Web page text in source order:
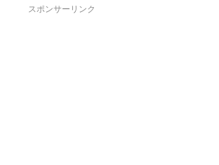
スポンサーリンク